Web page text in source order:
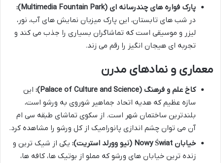
پارک فواره های چندرسانه ای (Multimedia Fountain Park):
در شب های تابستان، این پارک میزبان نمایش های آب، نور،
لیزر و موسیقی است که تماشاگران بسیاری را جذب می کند و
تجربه ای هیجان انگیز را رقم می زند.
معماری و نمادهای مدرن
کاخ علم و فرهنگ (Palace of Culture and Science):
این
سازه عظیم که هدیه اتحاد جماهیر شوروی به ورشو است،
بلندترین ساختمان شهر است. از سکوی تماشای طبقه سی ام
آن می توان چشم اندازی پانورامیک از کل ورشو را مشاهده کرد.
خیابان Nowy Świat (نیو وورلد استریت):
یکی از شیک ترین و
زنده ترین خیابان های ورشو که مملو از بوتیک ها، کافه ها،